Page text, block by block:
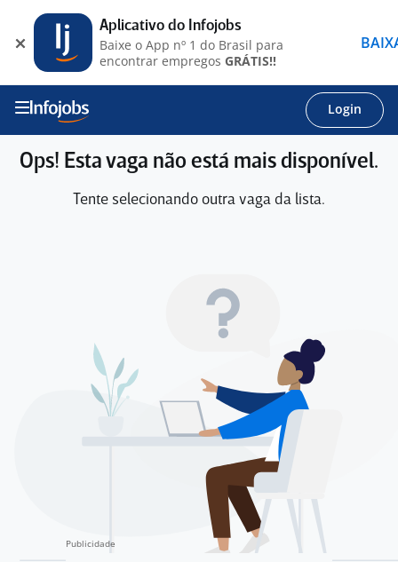
Login
Ops! Esta vaga não está mais disponível.
Tente selecionando outra vaga da lista.
Aplicativo do Infojobs
Baixe o App nº 1 do Brasil para
encontrar empregos GRÁTIS!!